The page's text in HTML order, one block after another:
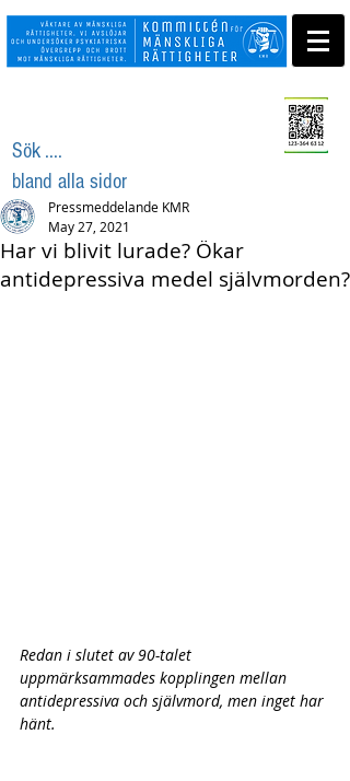
Sök ....
bland alla sidor
Har vi blivit lurade? Ökar
antidepressiva medel självmorden?
Pressmeddelande KMR
May 27, 2021
Redan i slutet av 90-talet
uppmärksammades kopplingen mellan
antidepressiva och självmord, men inget har
hänt.